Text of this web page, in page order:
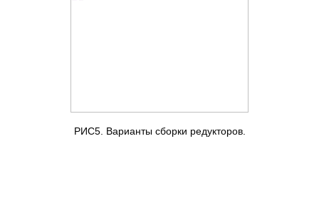
РИС5. Варианты сборки редукторов.